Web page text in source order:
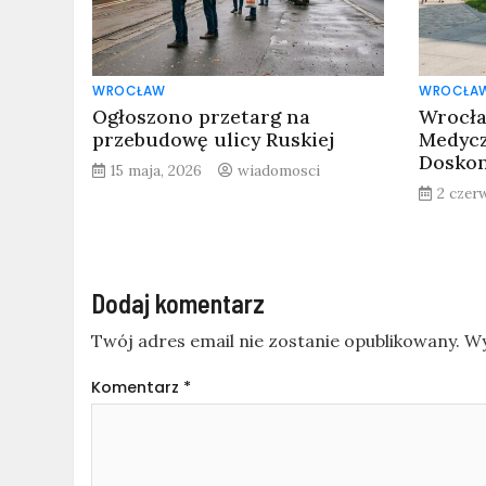
WROCŁAW
Ogłoszono przetarg na
przebudowę ulicy Ruskiej
15 maja, 2026 wiadomosci
2
Dodaj komentarz
Twój adres email nie zostanie opublikowany.
Komentarz *